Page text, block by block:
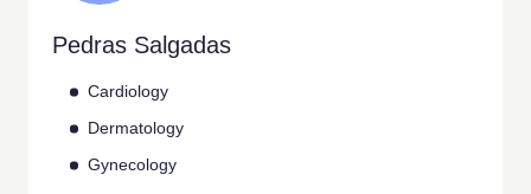
Pedras Salgadas
Cardiology
Dermatology
Gynecology